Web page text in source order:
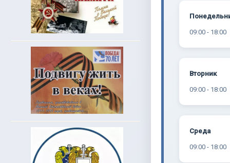
09:00 - 18:00
Вторник
09:00 - 18:00
Среда
09:00 - 18:00